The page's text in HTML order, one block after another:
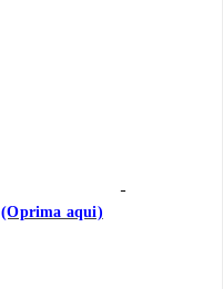
(Oprima aqui)